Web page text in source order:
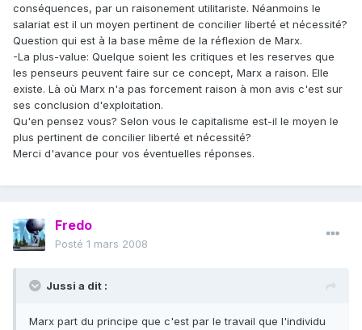
conséquences, par un raisonement utilitariste. Néanmoins le
salariat est il un moyen pertinent de concilier liberté et nécessité?
Question qui est à la base même de la réflexion de Marx.
-La plus-value: Quelque soient les critiques et les reserves que
les penseurs peuvent faire sur ce concept, Marx a raison. Elle
existe. Là où Marx n'a pas forcement raison à mon avis c'est sur
ses conclusion d'exploitation.
Qu'en pensez vous? Selon vous le capitalisme est-il le moyen le
plus pertinent de concilier liberté et nécessité?
Merci d'avance pour vos éventuelles réponses.
Fredo
Posté 1 mars 2008
Jussi a dit :
Marx part du principe que c'est par le travail que l'individu